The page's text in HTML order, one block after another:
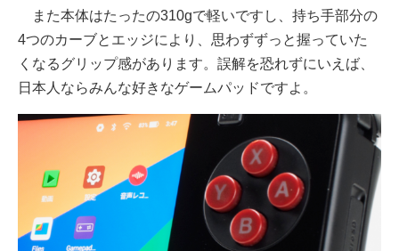
また本体はたったの310gで軽いですし、持ち手部分の
4つのカーブとエッジにより、思わずずっと握っていた
くなるグリップ感があります。誤解を恐れずにいえば、
日本人ならみんな好きなゲームパッドですよ。